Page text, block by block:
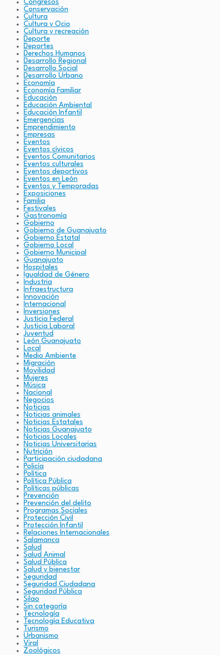
Congresos
Conservación
Cultura
Cultura y Ocio
Cultura y recreación
Deporte
Deportes
Derechos Humanos
Desarrollo Regional
Desarrollo Social
Desarrollo Urbano
Economía
Economía Familiar
Educación
Educación Ambiental
Educación Infantil
Emergencias
Emprendimiento
Empresas
Eventos
Eventos cívicos
Eventos Comunitarios
Eventos culturales
Eventos deportivos
Eventos en León
Eventos y Temporadas
Exposiciones
Familia
Festivales
Gastronomía
Gobierno
Gobierno de Guanajuato
Gobierno Estatal
Gobierno Local
Gobierno Municipal
Guanajuato
Hospitales
Igualdad de Género
Industria
Infraestructura
Innovación
Internacional
Inversiones
Justicia Federal
Justicia Laboral
Juventud
León Guanajuato
Local
Medio Ambiente
Migración
Movilidad
Mujeres
Música
Nacional
Negocios
Noticias
Noticias animales
Noticias Estatales
Noticias Guanajuato
Noticias Locales
Noticias Universitarias
Nutrición
Participación ciudadana
Policía
Política
Política Pública
Políticas públicas
Prevención
Prevención del delito
Programas Sociales
Protección Civil
Protección Infantil
Relaciones Internacionales
Salamanca
Salud
Salud Animal
Salud Pública
Salud y bienestar
Seguridad
Seguridad Ciudadana
Seguridad Pública
Silao
Sin categoría
Tecnología
Tecnología Educativa
Turismo
Urbanismo
Viral
Zoológicos